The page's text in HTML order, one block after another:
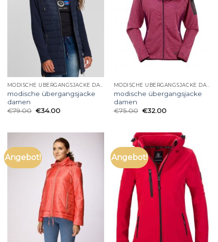
MODISCHE ÜBERGANGSJACKE DAMEN
modische übergangsjacke
damen
€79.00 €34.00
MODISCHE ÜBERGANGSJACKE DAMEN
modische übergangsjacke
damen
€75.00 €32.00
Angebot! Angebot!